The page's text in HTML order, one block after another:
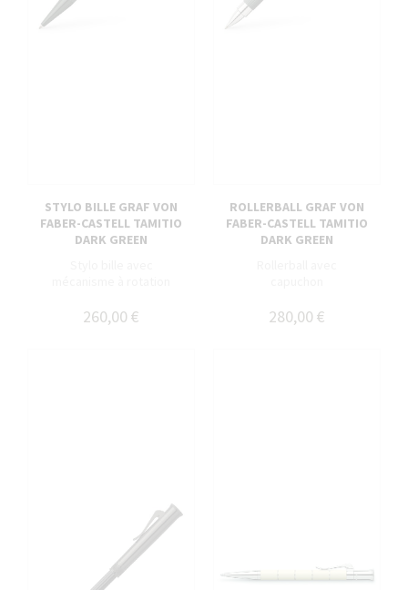
STYLO BILLE GRAF VON
FABER-CASTELL TAMITIO
DARK GREEN
260,00 €
ROLLERBALL GRAF VON
FABER-CASTELL TAMITIO
DARK GREEN
280,00 €